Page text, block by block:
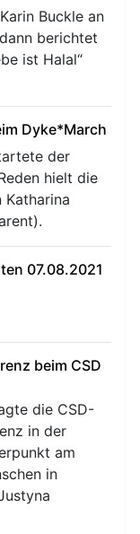
Buckle an
berichtet
ist Halal“
Dyke*March
der
hielt die
Katharina
07.08.2021
beim CSD
die CSD-
in der
am
in